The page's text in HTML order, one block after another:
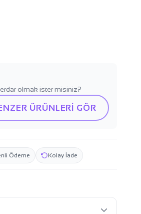
olmak ister misiniz?
ÜRÜNLERİ GÖR
Ödeme Kolay İade